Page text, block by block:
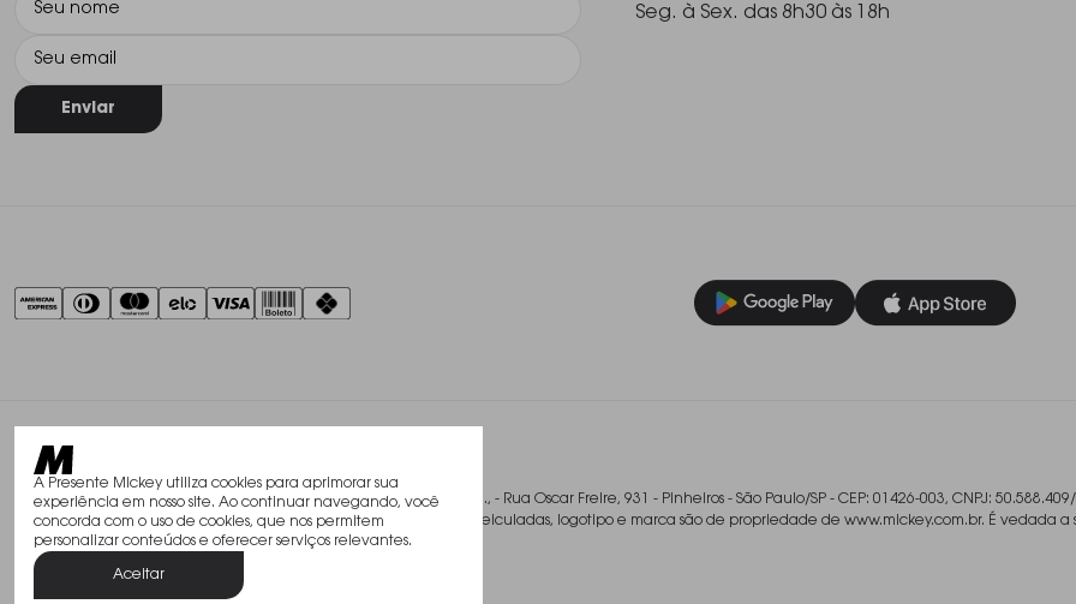
A Presente Mickey utiliza cookies para aprimorar sua
experiência em nosso site. Ao continuar navegando, você
concorda com o uso de cookies, que nos permitem
personalizar conteúdos e oferecer serviços relevantes.
Aceitar
Enviar
Seg. à Sex. das 8h30 às 18h
@2026, Studio Mickey Presentes Finos Ltda., - Rua Oscar Freire, 931 - Pinheiros - São Paulo/SP - CEP: 01426-003, CNPJ:
Todos os direitos reservados. As fotos aqui veiculadas, logotipo e marca são de propriedade de www.mickey.com.br. É vedada